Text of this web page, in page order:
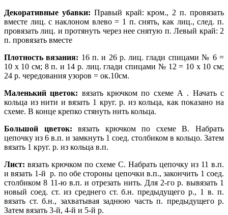
Декоративные убавки: Правый край: кром., 2 п. провязать
вместе лиц. с наклоном влево = 1 п. снять, как лиц., след. п.
провязать лиц. и протянуть через нее снятую п. Левый край: 2
п. провязать вместе
Плотность вязания: 16 п. и 26 р. лиц. глади спицами № 6 =
10 х 10 см; 8 п. и 14 р. лиц. глади спицами № 12 = 10 х 10 см;
24 р. чередования узоров = ок.10см.
Маленький цветок: вязать крючком по схеме А . Начать с
кольца из нити и вязать 1 круг. р. из кольца, как показано на
схеме. В конце крепко стянуть нить кольца.
Большой цветок: вязать крючком по схеме В. Набрать
цепочку из 6 в.п. и замкнуть 1 соед. столбиком в кольцо. Затем
вязать 1 круг. р. из кольца в.п.
Лист: вязать крючком по схеме С. Набрать цепочку из 11 в.п.
и вязать 1-й р. по обе стороны цепочки в.п., закончить 1 соед.
столбиком 8 11-ю в.п. и отрезать нить. Для 2-го р. вывязать 1
новый соед. ст. из среднего ст. б.н. предыдущего р., 1 в. п.
вязать ст. б.н., захватывая заднюю часть п. предыдущего р.
Затем вязать 3-й, 4-й и 5-й р.